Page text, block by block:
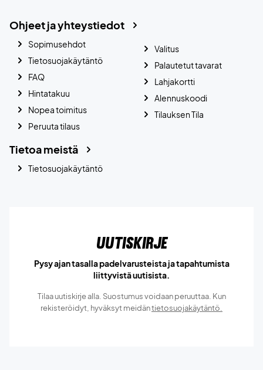
Ohjeet ja yhteystiedot
Sopimusehdot
Tietosuojakäytäntö
FAQ
Hintatakuu
Nopea toimitus
Peruuta tilaus
Valitus
Palautetut tavarat
Lahjakortti
Alennuskoodi
Tilauksen Tila
Tietoa meistä
Tietosuojakäytäntö
Uutiskirje
Pysy ajan tasalla padelvarusteista ja tapahtumista
liittyvistä uutisista.
Tilaa uutiskirje alla. Suostumus voidaan peruuttaa. Kun
rekisteröidyt, hyväksyt meidäntietosuojakäytäntö.